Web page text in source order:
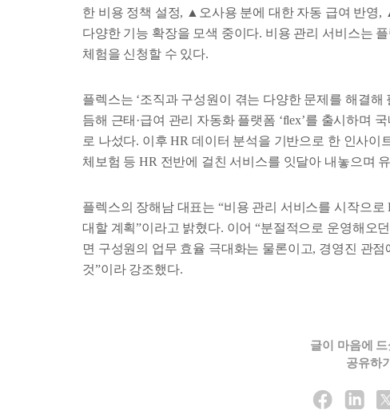
한 비용 정책 설정, ▲오사용 분에 대한 자동 급여 반영
다양한 기능 확장을 모색 중이다. 비용 관리 서비스는
체험을 신청할 수 있다.
플렉스는 ‘조직과 구성원이 겪는 다양한 문제를 해결해
듬해 근태·급여 관리 자동화 플랫폼 ‘flex’를 출시하며 국
로 나섰다. 이후 HR 데이터 분석을 기반으로 한 인사
체보험 등 HR 전반에 걸친 서비스를 잇달아 내놓으며
플렉스의 장해남 대표는 “비용 관리 서비스를 시작으
대할 계획”이라고 밝혔다. 이어 “분절적으로 운영해오
면 구성원의 업무 효율 극대화는 물론이고, 경영진 관
것”이라 강조했다.
글이 마음에
공유하기